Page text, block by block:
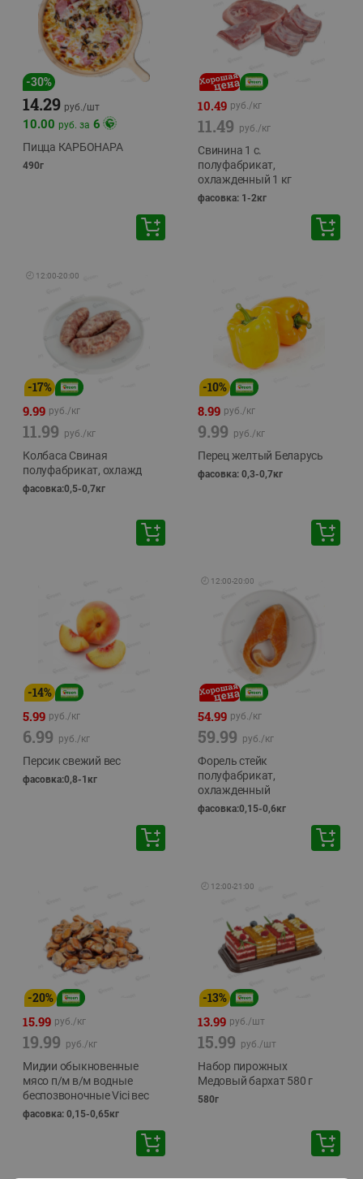
-30%
14.29 руб./шт
10.00 руб. за 6
Пицца КАРБОНАРА
490г
10.49 руб./кг
11.49 руб./кг
Свинина 1 с.
полуфабрикат,
охлажденный 1 кг
фасовка: 1-2кг
🕘 12:00-20:00
-17%
9.99 руб./кг
11.99 руб./кг
Колбаса Свиная
полуфабрикат, охлажд
фасовка:0,5-0,7кг
-10%
8.99 руб./кг
9.99 руб./кг
Перец желтый Беларусь
фасовка: 0,3-0,7кг
-14%
5.99 руб./кг
6.99 руб./кг
Персик свежий вес
фасовка:0,8-1кг
🕘 12:00-20:00
54.99 руб./кг
59.99 руб./кг
Форель стейк
полуфабрикат,
охлажденный
фасовка:0,15-0,6кг
-20%
15.99 руб./кг
19.99 руб./кг
Мидии обыкновенные
мясо п/м в/м водные
беспозвоночные Vici вес
фасовка: 0,15-0,65кг
🕘 12:00-21:00
-13%
13.99 руб./шт
15.99 руб./шт
Набор пирожных
Медовый бархат 580 г
580г